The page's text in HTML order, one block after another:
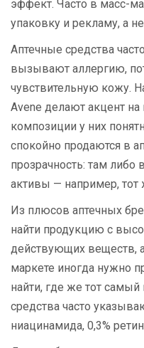
эффект. Часто в масс-
упаковку и рекламу, а
Аптечные средства
вызывают аллергию,
чувствительную кожу.
Avene делают акцент на
композиции у них
спокойно продаются в
прозрачность: там
активы — например, тот
Из плюсов аптечных
найти продукцию с
действующих веществ,
маркете иногда нужно
найти, где же тот
средства часто
ниацинамида, 0,3%